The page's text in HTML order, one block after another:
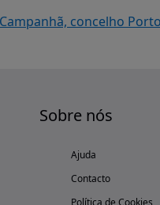
concelho
Sobre nós
Ajuda
Contacto
Política de Cookies